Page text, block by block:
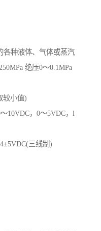
各种液体、气体或蒸汽
绝压0～0.1MPa
较小值)
10VDC，0～5VDC，l
三线制)